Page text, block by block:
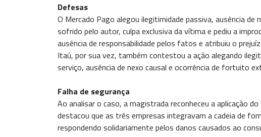
Defesas
O Mercado Pago alegou ilegitimidade passiva, ausência de
sofrido pelo autor, culpa exclusiva da vítima e pediu a
ausência de responsabilidade pelos fatos e atribuiu o
Itaú, por sua vez, também contestou a ação alegando
serviço, ausência de nexo causal e ocorrência de fortuito
Falha de segurança
Ao analisar o caso, a magistrada reconheceu a aplicação
destacou que as três empresas integravam a cadeia de
respondendo solidariamente pelos danos causados ao